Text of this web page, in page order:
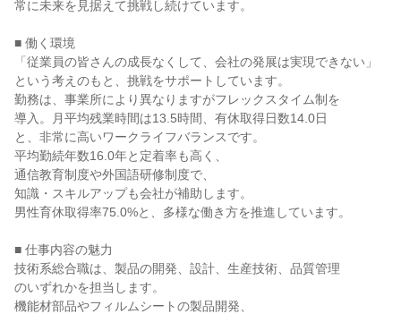
常に未来を見据えて挑戦し続けています。
■ 働く環境
「従業員の皆さんの成長なくして、会社の発展は実現できない」
という考えのもと、挑戦をサポートしています。
勤務は、事業所により異なりますがフレックスタイム制を
導入。月平均残業時間は13.5時間、有休取得日数14.0日
と、非常に高いワークライフバランスです。
平均勤続年数16.0年と定着率も高く、
通信教育制度や外国語研修制度で、
知識・スキルアップも会社が補助します。
男性育休取得率75.0%と、多様な働き方を推進しています。
■ 仕事内容の魅力
技術系総合職は、製品の開発、設計、生産技術、品質管理
のいずれかを担当します。
機能材部品やフィルムシートの製品開発、